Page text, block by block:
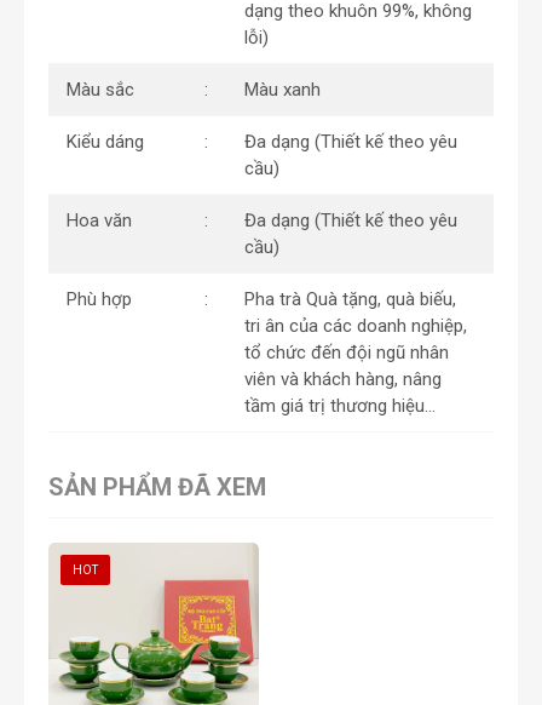
dạng theo khuôn 99%, không
lỗi)
Màu sắc Màu xanh
Kiểu dáng
Đa dạng (Thiết kế theo yêu
cầu)
Hoa văn
Đa dạng (Thiết kế theo yêu
cầu)
Phù hợp
Pha trà Quà tặng, quà biếu,
tri ân của các doanh nghiệp,
tổ chức đến đội ngũ nhân
viên và khách hàng, nâng
tầm giá trị thương hiệu…
SẢN PHẨM ĐÃ XEM
HOT